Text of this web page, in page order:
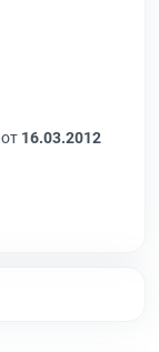
от 16.03.2012